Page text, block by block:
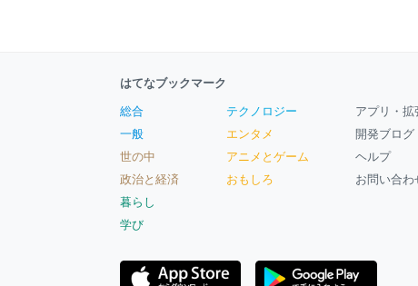
はてなブックマーク
総合
一般
世の中
政治と経済
暮らし
学び
テクノロジー
エンタメ
アニメとゲーム
おもしろ
アプリ・拡
開発ブログ
ヘルプ
お問い合わ